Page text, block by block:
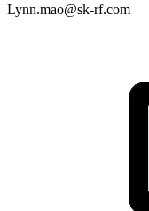
Lynn.mao@sk-rf.com